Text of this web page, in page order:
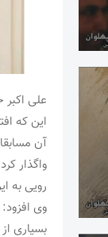
علی
این که
آن
واگذار
رویی به
وی
بسیاری